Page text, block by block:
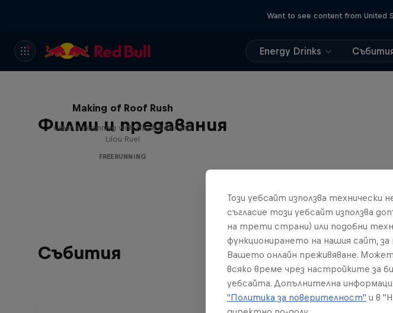
Want to see content from United
Energy Drinks
Филми и предавания
Making of Roof Rush
Urban freerunning with Hazal Nehir and
Lilou Ruel
FREERUNNING
Събития
Този уебсайт използва технически
съгласие този уебсайт използва
на трети страни) или подобни
функционирането на нашия сайт, за
Вашето онлайн преживяване.
всяко време чрез настройките за
уебсайта. Допълнителна
"Политика за поверителност" и в